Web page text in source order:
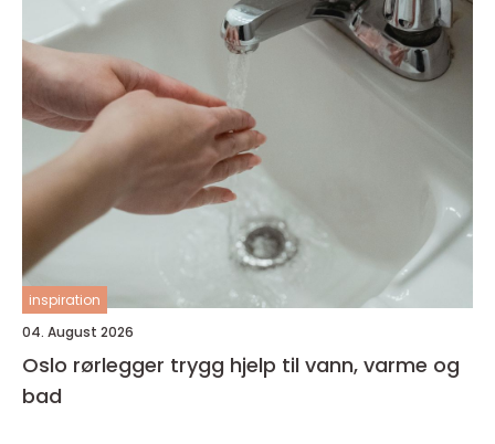
inspiration
04. August 2026
Oslo rørlegger trygg hjelp til vann, varme og
bad